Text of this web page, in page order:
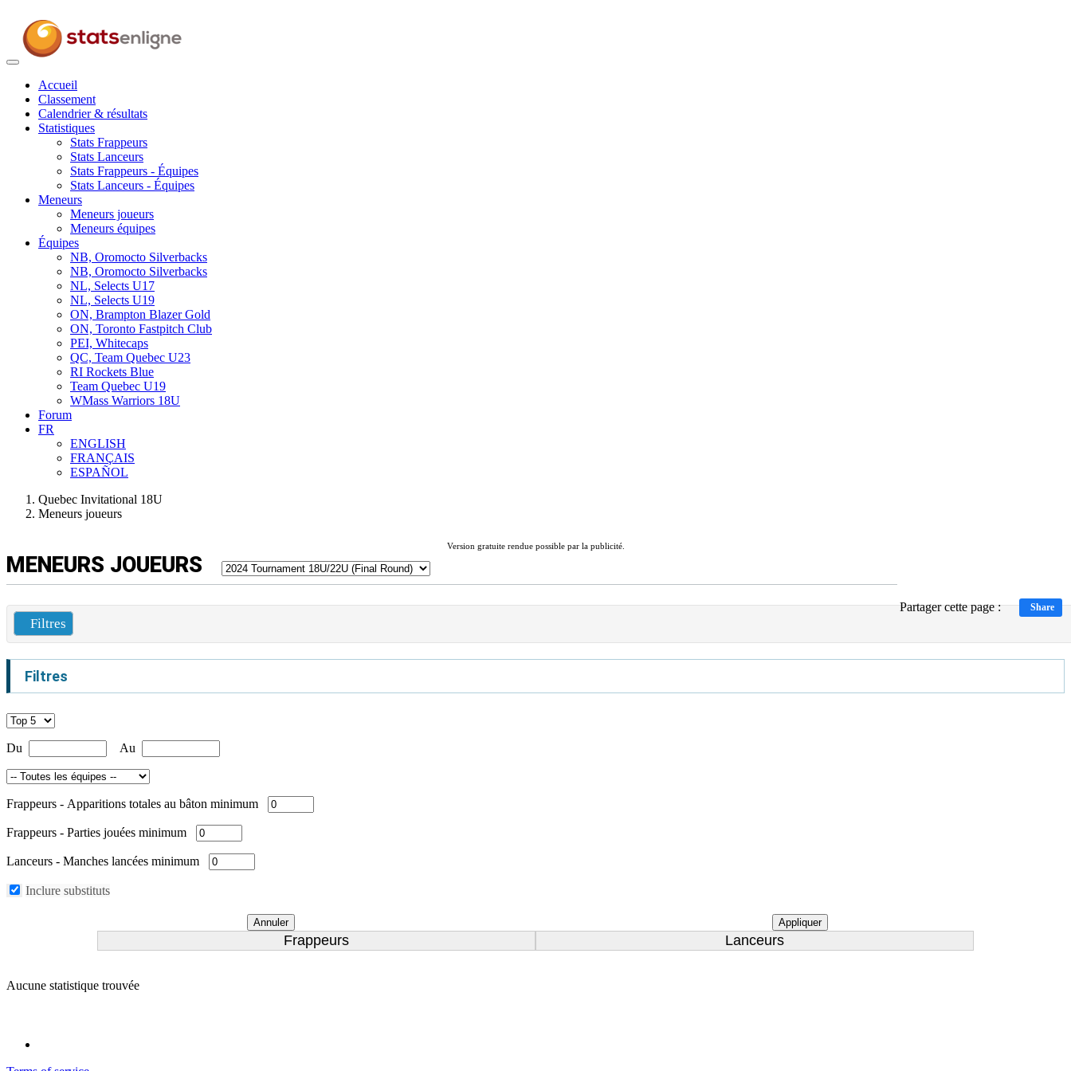
Toggle
navigationAccueil
Classement
Calendrier & résultats
Statistiques
Stats Frappeurs
Stats Lanceurs
Stats Frappeurs - Équipes
Stats Lanceurs - Équipes
Meneurs
Meneurs joueurs
Meneurs équipes
Équipes
NB, Oromocto Silverbacks
NB, Oromocto Silverbacks
NL, Selects U17
NL, Selects U19
ON, Brampton Blazer Gold
ON, Toronto Fastpitch Club
PEI, Whitecaps
QC, Team Quebec U23
RI Rockets Blue
Team Quebec U19
WMass Warriors 18U
Forum
FR
ENGLISH
FRANÇAIS
ESPAÑOL
Quebec Invitational 18U
Meneurs joueurs
Version gratuite rendue possible par la publicité.
MENEURS JOUEURS
Partager cette page : Share
Filtres
Filtres
Du Au
Frappeurs - Apparitions totales au bâton minimum
Frappeurs - Parties jouées minimum
Lanceurs - Manches lancées minimum
Inclure substituts
Annuler Appliquer
Frappeurs Lanceurs
Aucune statistique trouvée